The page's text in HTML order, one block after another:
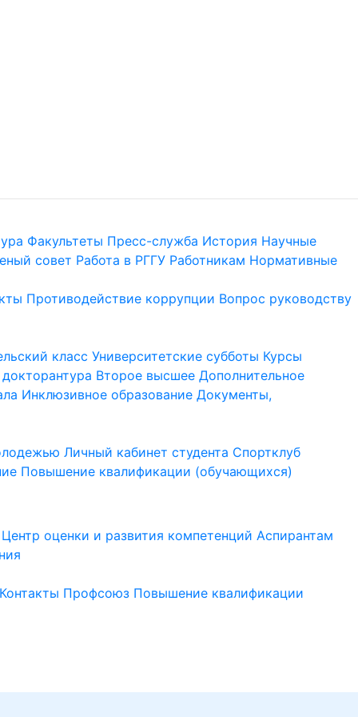
Факультеты Пресс-служба История Научные
совет Работа в РГГУ Работникам Нормативные
Противодействие коррупции Вопрос руководству
класс Университетские субботы Курсы
Второе высшее Дополнительное
Инклюзивное образование Документы,
Личный кабинет студента Спортклуб
Повышение квалификации (обучающихся)
Центр оценки и развития компетенций Аспирантам
Контакты Профсоюз Повышение квалификации